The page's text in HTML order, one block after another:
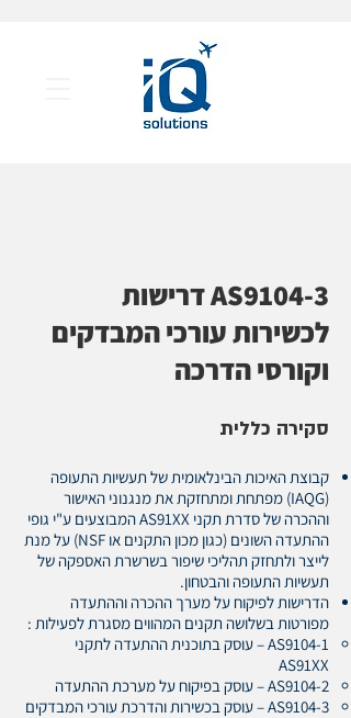
AS9104-3 דרישות
לכשירות עורכי המבדקים
וקורסי הדרכה
סקירה כללית
קבוצת האיכות הבינלאומית של תעשיות התעופה
(IAQG) מפתחת ומתחזקת את מנגנוני האישור
וההכרה של סדרת תקני AS91XX המבוצעים ע"י גופי
ההתעדה השונים (כגון מכון התקנים או NSF) על מנת
לייצר ולתחזק תהליכי שיפור בשרשרת האספקה של
תעשיות התעופה והבטחון.
הדרישות לפיקוח על מערך ההכרה וההתעדה
מפורטות בשלושה תקנים המהווים מסגרת לפעילות :​​
AS9104-1 – עוסק בתוכנית ההתעדה לתקני
AS91XX
AS9104-2 – עוסק בפיקוח על מערכת ההתעדה
AS9104-3 – עוסק בכשירות והדרכת עורכי המבדקים